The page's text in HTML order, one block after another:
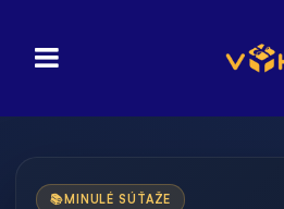
📚 MINULÉ SÚŤAŽE